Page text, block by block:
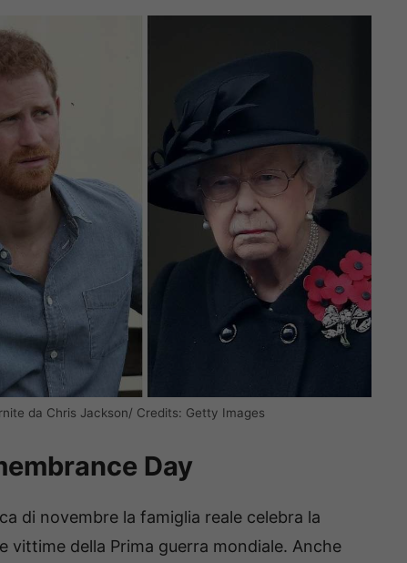
da Chris Jackson/ Credits: Getty Images
Day
di novembre la famiglia reale celebra la
vittime della Prima guerra mondiale. Anche